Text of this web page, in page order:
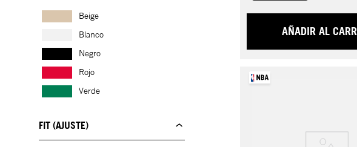
Beige
Blanco
Negro
Rojo
Verde
FIT (AJUSTE)
AÑADIR AL